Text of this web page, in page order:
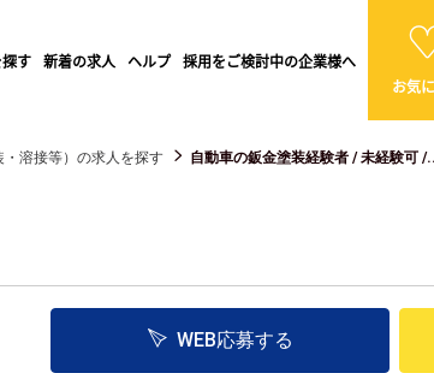
す 新着の求人 ヘルプ 採用をご検討中の企業様へ
お気
溶接等）の求人を探す 自動車の鈑金塗装経験者 / 未経験可 /
WEB応募する